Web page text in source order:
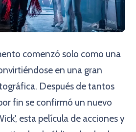
comenzó solo como una
en una gran
Después de tantos
fin se confirmó un nuevo
esta película de acciones y